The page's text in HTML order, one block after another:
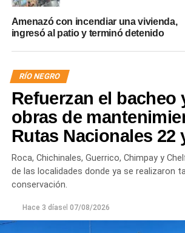
Amenazó con incendiar una vivienda,
ingresó al patio y terminó detenido
RÍO NEGRO
Refuerzan el bacheo
obras de
Rutas Nacionales 22
Roca, Chichinales, Guerrico, Chimpay y
de las localidades donde ya se realizaron
conservación.
Hace 3 díasel 07/08/2026